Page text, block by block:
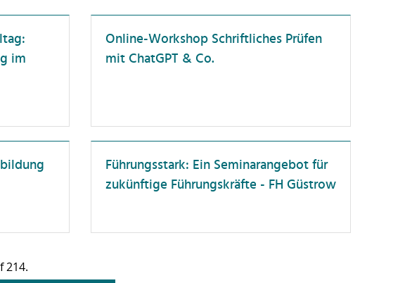
im
Online-Workshop Schriftliches Prüfen
mit ChatGPT & Co.
Führungsstark: Ein Seminarangebot für
zukünftige Führungskräfte - FH Güstrow
214.